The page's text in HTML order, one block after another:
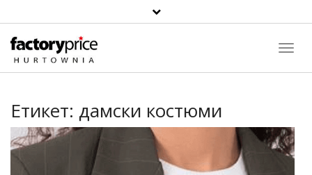
Етикет: дамски костюми